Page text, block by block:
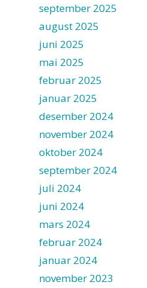
september 2025
august 2025
juni 2025
mai 2025
februar 2025
januar 2025
desember 2024
november 2024
oktober 2024
september 2024
juli 2024
juni 2024
mars 2024
februar 2024
januar 2024
november 2023